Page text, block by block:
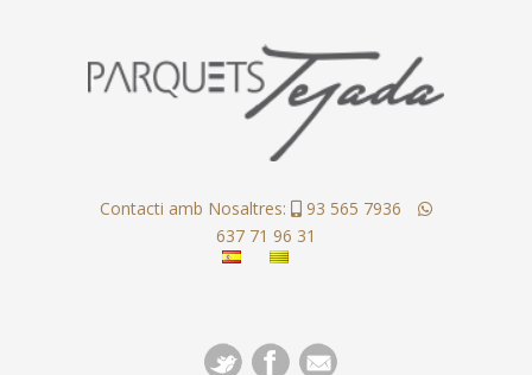
Contacti amb Nosaltres:
93 565 7936
637 71 96 31